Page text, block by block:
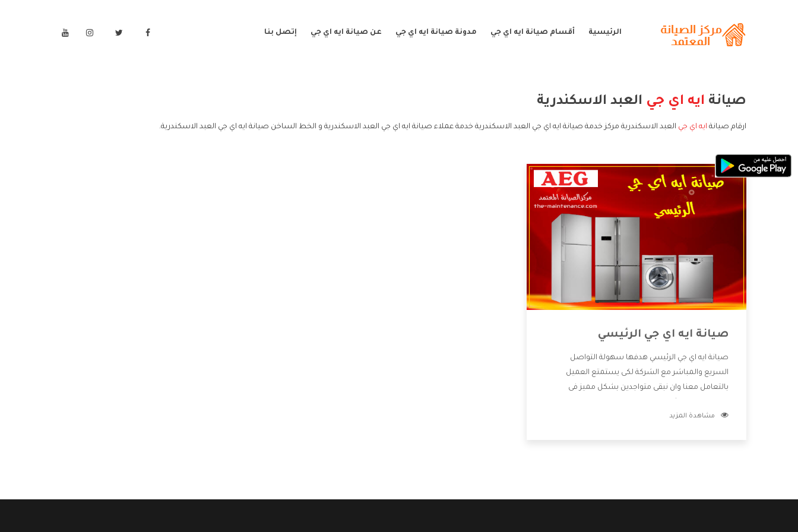
الرئيسية أقسام صيانة ايه اي جي مدونة صيانة ايه اي جي عن صيانة ايه اي جي إتصل بنا
صيانة ايه اي جي العبد الاسكندرية
ارقام صيانة ايه اي جي العبد الاسكندرية مركز خدمة صيانة ايه اي جي العبد الاسكندرية خدمة عملاء صيانة ايه اي جي العبد الاسكندرية و الخط الساخن صيانة ايه اي جي العبد الاسكندرية.
صيانة ايه اي جي الرئيسي
صيانة ايه اي جي الرئيسي هدفها سهولة التواصل
السريع والمباشر مع الشركة لكى يستمتع العميل
بالتعامل معنا وان نبقى متواجدين بشكل مميز فى
للعميل وان يستمتع بالخدمات التى تنفرد الشركة بها
مشاهدة المزيد